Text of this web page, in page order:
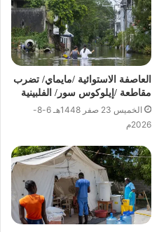
العاصفة الاستوائية /مايماي/ تضرب
مقاطعة /إيلوكوس سور/ الفلبينية
الخميس 23 صفر 1448هـ 6-8-
2026م